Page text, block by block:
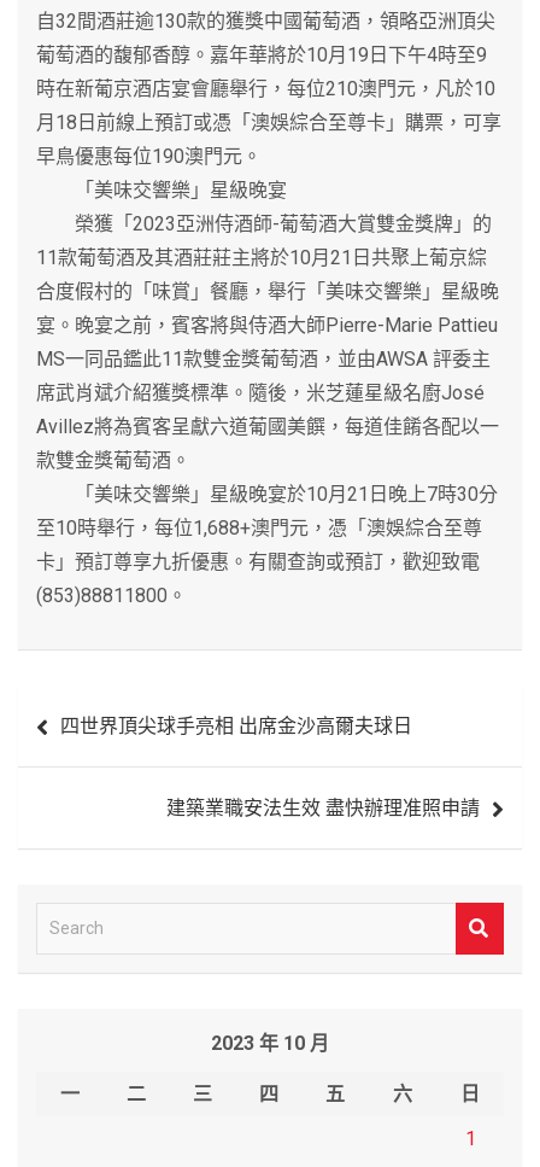
自32間酒莊逾130款的獲獎中國葡萄酒，領略亞洲頂尖
葡萄酒的馥郁香醇。嘉年華將於10月19日下午4時至9
時在新葡京酒店宴會廳舉行，每位210澳門元，凡於10
月18日前線上預訂或憑「澳娛綜合至尊卡」購票，可享
早鳥優惠每位190澳門元。
「美味交響樂」星級晚宴
榮獲「2023亞洲侍酒師-葡萄酒大賞雙金獎牌」的
11款葡萄酒及其酒莊莊主將於10月21日共聚上葡京綜
合度假村的「味賞」餐廳，舉行「美味交響樂」星級晚
宴。晚宴之前，賓客將與侍酒大師Pierre-Marie Pattieu
MS一同品鑑此11款雙金獎葡萄酒，並由AWSA 評委主
席武肖斌介紹獲獎標準。隨後，米芝蓮星級名廚José
Avillez將為賓客呈獻六道葡國美饌，每道佳餚各配以一
款雙金獎葡萄酒。
「美味交響樂」星級晚宴於10月21日晚上7時30分
至10時舉行，每位1,688+澳門元，憑「澳娛綜合至尊
卡」預訂尊享九折優惠。有關查詢或預訂，歡迎致電
(853)88811800。
章
四世界頂尖球手亮相 出席金沙高爾夫球日
建築業職安法生效 盡快辦理准照申請
e
2023 年 10 月
一 二 三 四 五 六
日
1